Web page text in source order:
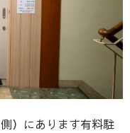
）にあります有料駐